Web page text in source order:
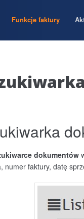
Funkcje faktury
dokumentów
numer faktury, datę